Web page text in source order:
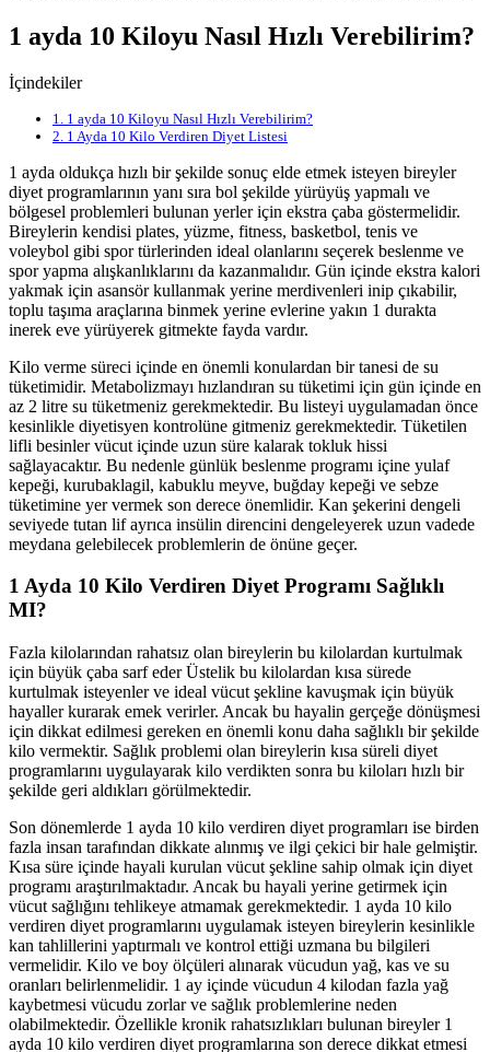
1 ayda 10 Kiloyu Nasıl Hızlı Verebilirim?
İçindekiler
1.
1 ayda 10 Kiloyu Nasıl Hızlı Verebilirim?
2. 1 Ayda 10 Kilo Verdiren Diyet Listesi
1 ayda oldukça hızlı bir şekilde sonuç elde etmek isteyen bireyler
diyet programlarının yanı sıra bol şekilde yürüyüş yapmalı ve
bölgesel problemleri bulunan yerler için ekstra çaba göstermelidir.
Bireylerin kendisi plates, yüzme, fitness, basketbol, tenis ve
voleybol gibi spor türlerinden ideal olanlarını seçerek beslenme ve
spor yapma alışkanlıklarını da kazanmalıdır. Gün içinde ekstra kalori
yakmak için asansör kullanmak yerine merdivenleri inip çıkabilir,
toplu taşıma araçlarına binmek yerine evlerine yakın 1 durakta
inerek eve yürüyerek gitmekte fayda vardır.
Kilo verme süreci içinde en önemli konulardan bir tanesi de su
tüketimidir. Metabolizmayı hızlandıran su tüketimi için gün içinde en
az 2 litre su tüketmeniz gerekmektedir. Bu listeyi uygulamadan önce
kesinlikle diyetisyen kontrolüne gitmeniz gerekmektedir. Tüketilen
lifli besinler vücut içinde uzun süre kalarak tokluk hissi
sağlayacaktır. Bu nedenle günlük beslenme programı içine yulaf
kepeği, kurubaklagil, kabuklu meyve, buğday kepeği ve sebze
tüketimine yer vermek son derece önemlidir. Kan şekerini dengeli
seviyede tutan lif ayrıca insülin direncini dengeleyerek uzun vadede
meydana gelebilecek problemlerin de önüne geçer.
1 Ayda 10 Kilo Verdiren Diyet Programı Sağlıklı
MI?
Fazla kilolarından rahatsız olan bireylerin bu kilolardan kurtulmak
için büyük çaba sarf eder Üstelik bu kilolardan kısa sürede
kurtulmak isteyenler ve ideal vücut şekline kavuşmak için büyük
hayaller kurarak emek verirler. Ancak bu hayalin gerçeğe dönüşmesi
için dikkat edilmesi gereken en önemli konu daha sağlıklı bir şekilde
kilo vermektir. Sağlık problemi olan bireylerin kısa süreli diyet
programlarını uygulayarak kilo verdikten sonra bu kiloları hızlı bir
şekilde geri aldıkları görülmektedir.
Son dönemlerde 1 ayda 10 kilo verdiren diyet programları ise birden
fazla insan tarafından dikkate alınmış ve ilgi çekici bir hale gelmiştir.
Kısa süre içinde hayali kurulan vücut şekline sahip olmak için diyet
programı araştırılmaktadır. Ancak bu hayali yerine getirmek için
vücut sağlığını tehlikeye atmamak gerekmektedir. 1 ayda 10 kilo
verdiren diyet programlarını uygulamak isteyen bireylerin kesinlikle
kan tahlillerini yaptırmalı ve kontrol ettiği uzmana bu bilgileri
vermelidir. Kilo ve boy ölçüleri alınarak vücudun yağ, kas ve su
oranları belirlenmelidir. 1 ay içinde vücudun 4 kilodan fazla yağ
kaybetmesi vücudu zorlar ve sağlık problemlerine neden
olabilmektedir. Özellikle kronik rahatsızlıkları bulunan bireyler 1
ayda 10 kilo verdiren diyet programlarına son derece dikkat etmesi